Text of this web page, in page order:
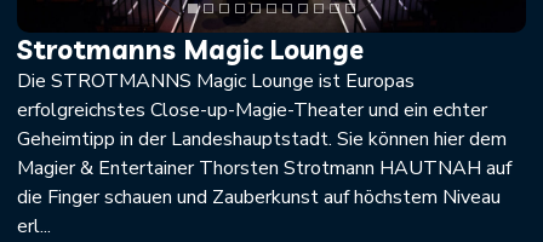
Strotmanns Magic Lounge
Die STROTMANNS Magic Lounge ist Europas
erfolgreichstes Close-up-Magie-Theater und ein echter
Geheimtipp in der Landeshauptstadt. Sie können hier dem
Magier & Entertainer Thorsten Strotmann HAUTNAH auf
die Finger schauen und Zauberkunst auf höchstem Niveau
erl...